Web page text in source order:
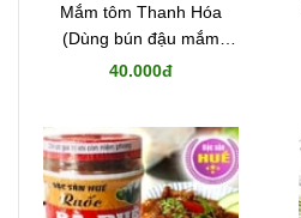
Mắm tôm Thanh Hóa
(Dùng bún đậu mắm
tôm)
40.000đ